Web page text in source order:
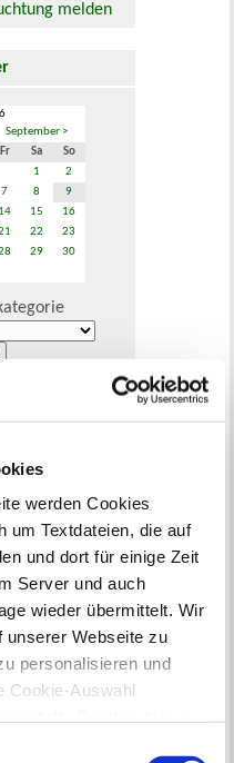
werden Cookies
um Textdateien, die auf
und dort für einige Zeit
Server und auch
wieder übermittelt. Wir
unserer Webseite zu
personalisieren und
Cookie-Auswahl
melden
September >
Fr Sa
So
1
2
7 8
9
14 15
16
22
23
29
30
gibt
zum
beteiligen.
zu